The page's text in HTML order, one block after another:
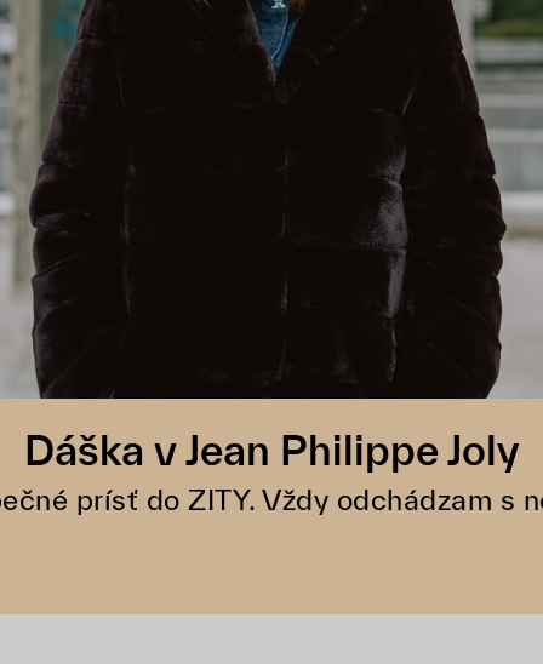
Dáška v Jean Philippe Joly
prísť do ZITY. Vždy odchádzam s